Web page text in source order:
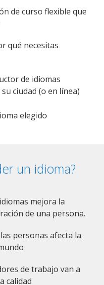
de curso flexible que
qué necesitas
de idiomas
ciudad (o en línea)
elegido
un idioma?
mejora la
de una persona.
personas afecta la
de trabajo van a
calidad